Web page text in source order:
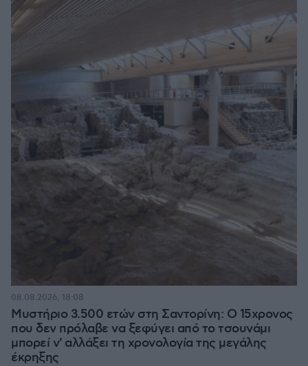
Μυστήριο 3.500 ετών στη Σαντορίνη: Ο 15χρονος
που δεν πρόλαβε να ξεφύγει από το τσουνάμι
μπορεί ν' αλλάξει τη χρονολογία της μεγάλης
έκρηξης
08.08.2026, 18:08